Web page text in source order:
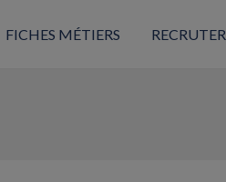
FICHES MÉTIERS RECRUTER